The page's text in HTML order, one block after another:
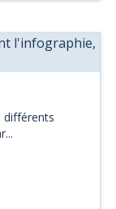
différents